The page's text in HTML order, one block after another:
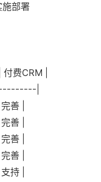
施部署
费CRM |
|
善 |
善 |
善 |
善 |
持 |